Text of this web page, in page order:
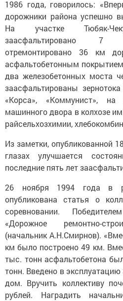
1986 года, говорилось:
дорожники района успешно
На участке Тюбяк-
заасфальтировано 7
отремонтировано 36 км
асфальтобетонным
два железобетонных моста
заасфальтированы
«Корса», «Коммунист», на
машинного двора в колхозе
райсельхозхимии,
Из заметки, опубликованной
глазах улучшается
последние пять лет
26 ноября 1994 года в
опубликована статья о
соревновании.
«Дорожное ремонтно-
(начальник А.Н.Смирнов).
км было построено 49 км.
тыс. тонн асфальтобетона
тонн. Введено в
дом. Вручить коллективу
рублей. Наградить